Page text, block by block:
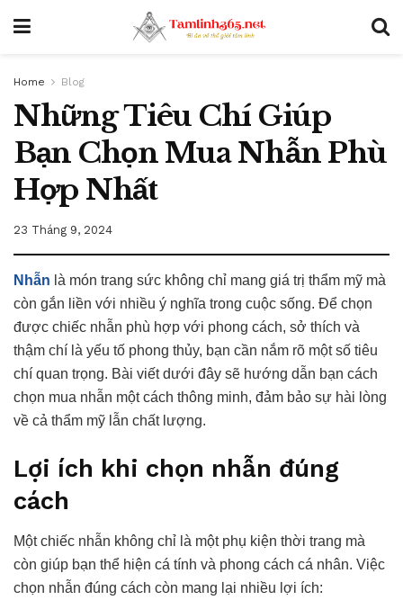
Home Blog
Những Tiêu Chí Giúp
Bạn Chọn Mua Nhẫn Phù
Hợp Nhất
23 Tháng 9, 2024
Nhẫn là món trang sức không chỉ mang giá trị thẩm mỹ mà
còn gắn liền với nhiều ý nghĩa trong cuộc sống. Để chọn
được chiếc nhẫn phù hợp với phong cách, sở thích và
thậm chí là yếu tố phong thủy, bạn cần nắm rõ một số tiêu
chí quan trọng. Bài viết dưới đây sẽ hướng dẫn bạn cách
chọn mua nhẫn một cách thông minh, đảm bảo sự hài lòng
về cả thẩm mỹ lẫn chất lượng.
Lợi ích khi chọn nhẫn đúng
cách
Một chiếc nhẫn không chỉ là một phụ kiện thời trang mà
còn giúp bạn thể hiện cá tính và phong cách cá nhân. Việc
chọn nhẫn đúng cách còn mang lại nhiều lợi ích: